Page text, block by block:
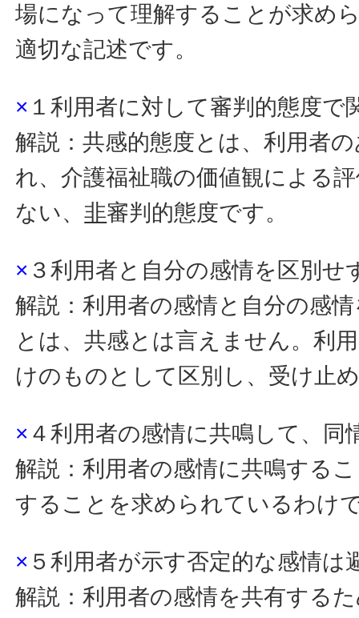
場になって理解することが求め
適切な記述です。
× １利用者に対して審判的態度で
解説：共感的態度とは、利用者
れ、介護福祉職の価値観による
ない、非審判的態度です。
× ３利用者と自分の感情を区別せ
解説：利用者の感情と自分の感
とは、共感とは言えません。利
けのものとして区別し、受け止
× ４利用者の感情に共鳴して、同
解説：利用者の感情に共鳴する
することを求められているわけ
× ５利用者が示す否定的な感情は
解説：利用者の感情を共有する